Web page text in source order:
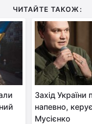
ЧИТАЙТЕ ТАКОЖ:
Захід України
напевно,
Мусієнко